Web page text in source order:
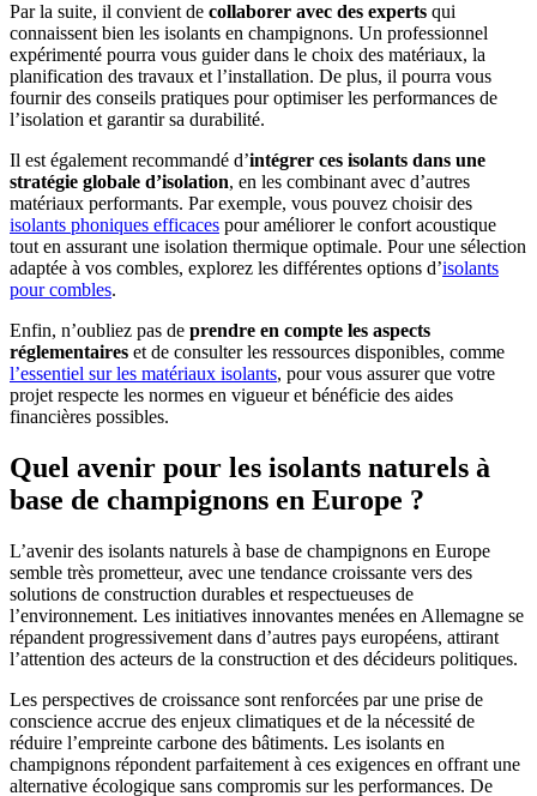
Par la suite, il convient de collaborer avec des experts qui
connaissent bien les isolants en champignons. Un professionnel
expérimenté pourra vous guider dans le choix des matériaux, la
planification des travaux et l’installation. De plus, il pourra vous
fournir des conseils pratiques pour optimiser les performances de
l’isolation et garantir sa durabilité.
Il est également recommandé d’intégrer ces isolants dans une
stratégie globale d’isolation, en les combinant avec d’autres
matériaux performants. Par exemple, vous pouvez choisir des
isolants phoniques efficaces pour améliorer le confort acoustique
tout en assurant une isolation thermique optimale. Pour une sélection
adaptée à vos combles, explorez les différentes options d’isolants
pour combles.
Enfin, n’oubliez pas de prendre en compte les aspects
réglementaires et de consulter les ressources disponibles, comme
l’essentiel sur les matériaux isolants, pour vous assurer que votre
projet respecte les normes en vigueur et bénéficie des aides
financières possibles.
Quel avenir pour les isolants naturels à
base de champignons en Europe ?
L’avenir des isolants naturels à base de champignons en Europe
semble très prometteur, avec une tendance croissante vers des
solutions de construction durables et respectueuses de
l’environnement. Les initiatives innovantes menées en Allemagne se
répandent progressivement dans d’autres pays européens, attirant
l’attention des acteurs de la construction et des décideurs politiques.
Les perspectives de croissance sont renforcées par une prise de
conscience accrue des enjeux climatiques et de la nécessité de
réduire l’empreinte carbone des bâtiments. Les isolants en
champignons répondent parfaitement à ces exigences en offrant une
alternative écologique sans compromis sur les performances. De